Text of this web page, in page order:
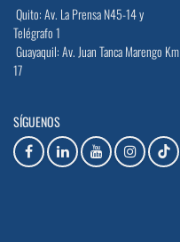
Quito: Av. La Prensa N45-14 y
Telégrafo 1
Guayaquil: Av. Juan Tanca Marengo Km
17
SÍGUENOS